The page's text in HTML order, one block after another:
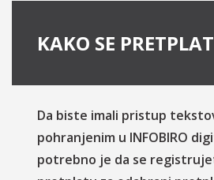
KAKO SE
Da biste imali pristup
pohranjenim u INFOBIRO
potrebno je da se